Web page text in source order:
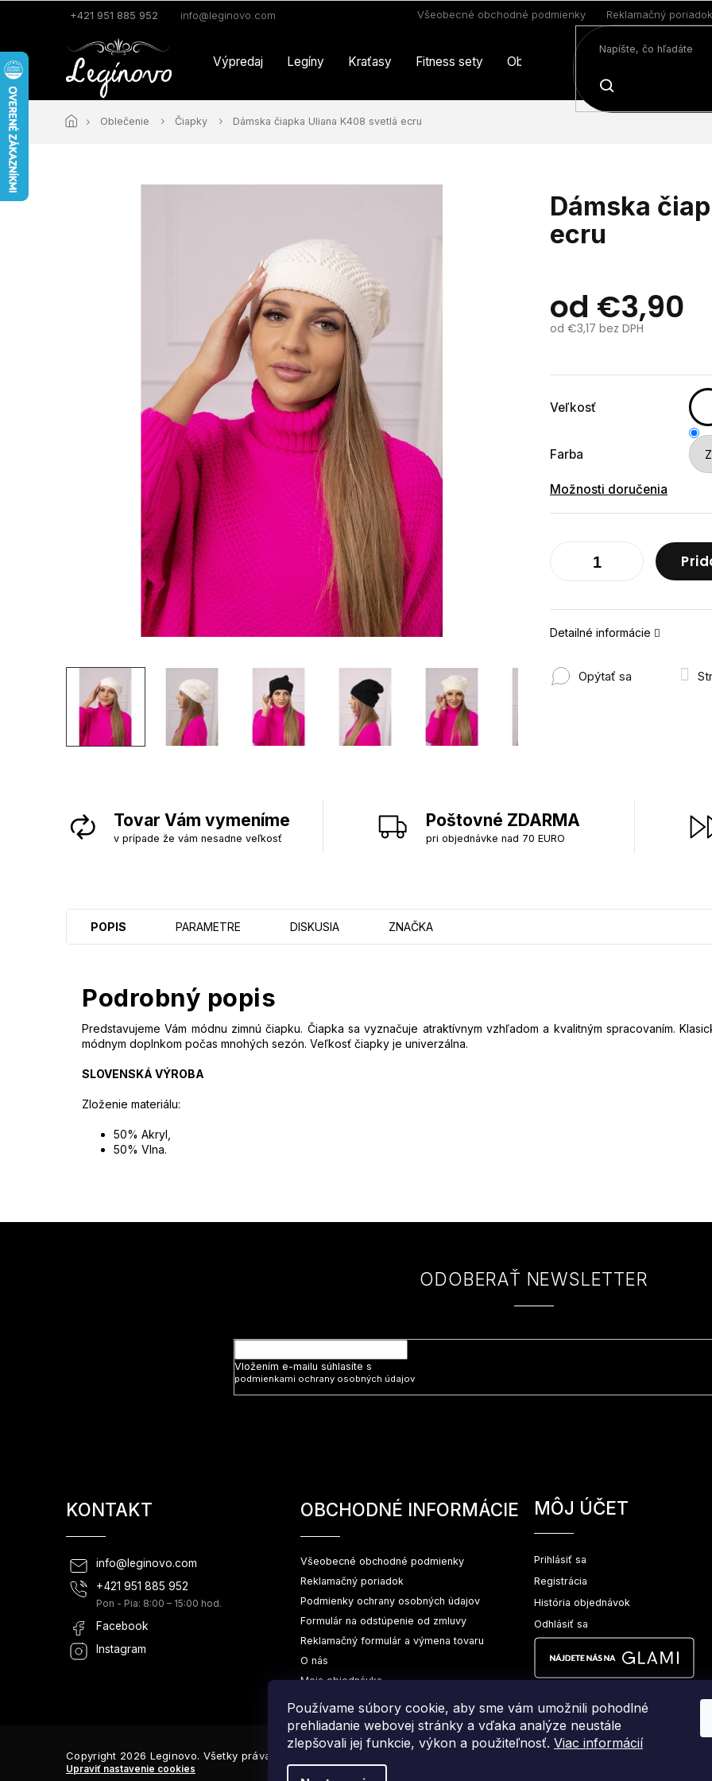
Používame súbory cookie, aby sme vám umožnili pohodlné
prehliadanie webovej stránky a vďaka analýze neustále
zlepšovali jej funkcie, výkon a použiteľnosť. Viac informácií
+421 951 885 952 info@leginovo.com Všeobecné obchodné podmienky Reklamačný poriadok
HĽADAŤ
Výpredaj Legíny Kraťasy Fitness sety Oblečenie
Oblečenie Čiapky Dámska čiapka Uliana K408 svetlá ecru
Dámska
ecru
od €3,90
od €3,17 bez DPH
Veľkosť
Farba
Možnosti doručenia
Detailné informácie
Opýtať sa
Tovar Vám vymeníme
v prípade že vám nesadne veľkosť
Poštovné ZDARMA
pri objednávke nad 70 EURO
POPIS PARAMETRE DISKUSIA ZNAČKA
Podrobný popis
Predstavujeme Vám módnu zimnú čiapku. Čiapka sa vyznačuje atraktívnym vzhľadom a kvalitným spracovaním.
módnym doplnkom počas mnohých sezón. Veľkosť čiapky je univerzálna.
SLOVENSKÁ VÝROBA
Zloženie materiálu:
50% Akryl,
50% Vlna.
ODOBERAŤ NEWSLETTER
Vložením e-mailu súhlasíte s
podmienkami ochrany osobných údajov
KONTAKT
info@ leginovo.com
+421 951 885 952
Pon - Pia: 8:00 – 15:00 hod.
Facebook
Instagram
OBCHODNÉ INFORMÁCIE
Všeobecné obchodné podmienky
Reklamačný poriadok
Podmienky ochrany osobných údajov
Formulár na odstúpenie od zmluvy
Reklamačný formulár a výmena tovaru
O nás
Moja objednávka
MÔJ ÚČET
Prihlásiť sa
Registrácia
História objednávok
Odhlásiť sa
Copyright 2026 Leginovo. Všetky práva vyhradené.
Upraviť nastavenie cookies